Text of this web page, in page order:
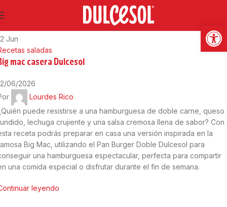
Jun
saladas
mac casera Dulcesol
06/2026
Lourdes Rico
puede resistirse a una hamburguesa de doble carne, queso
lechuga crujiente y una salsa cremosa llena de sabor? Con
receta podrás preparar en casa una versión inspirada en la
Big Mac, utilizando el Pan Burger Doble Dulcesol para
una hamburguesa espectacular, perfecta para compartir
una comida especial o disfrutar durante el fin de semana.
leyendo